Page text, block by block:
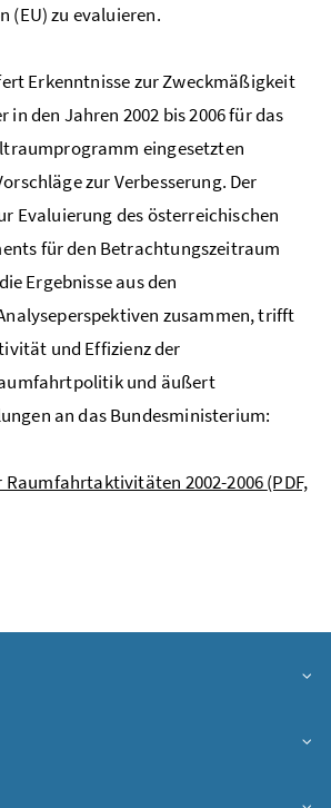
(EU) zu evaluieren.
Erkenntnisse zur Zweckmäßigkeit
in den Jahren 2002 bis 2006 für das
eingesetzten
zur Verbesserung. Der
Evaluierung des österreichischen
für den Betrachtungszeitraum
Ergebnisse aus den
zusammen, trifft
und Effizienz der
und äußert
an das Bundesministerium:
Raumfahrtaktivitäten 2002-2006(PDF,